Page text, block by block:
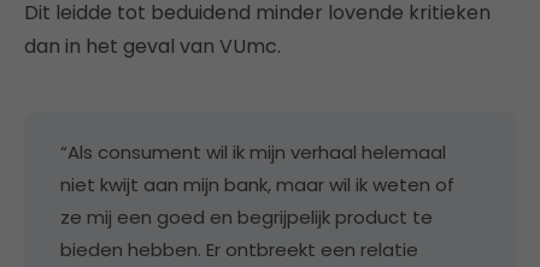
Dit leidde tot beduidend minder lovende kritieken
dan in het geval van VUmc.
“Als consument wil ik mijn verhaal helemaal
niet kwijt aan mijn bank, maar wil ik weten of
ze mij een goed en begrijpelijk product te
bieden hebben. Er ontbreekt een relatie